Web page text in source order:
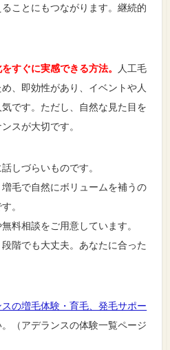
ことにもつながります。継続的
すぐに実感できる方法。
人工毛
、即効性があり、イベントや人
です。ただし、自然な見た目を
スが大切です。
しづらいものです。
毛で自然にボリュームを補うの
。
料相談をご用意しています。
階でも大丈夫。あなたに合った
スの増毛体験・育毛、発毛サポー
（アデランスの体験一覧ページ